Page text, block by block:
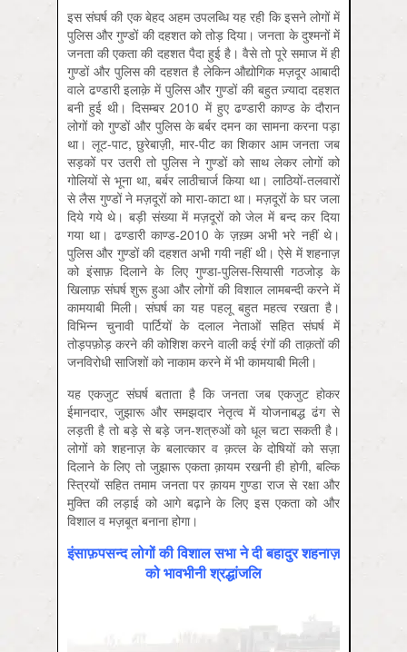
इस संघर्ष की एक बेहद अहम उपलब्धि यह रही कि इसने लोगों में
पुलिस और गुण्डों की दहशत को तोड़ दिया। जनता के दुश्मनों में
जनता की एकता की दहशत पैदा हुई है। वैसे तो पूरे समाज में ही
गुण्डों और पुलिस की दहशत है लेकिन औद्योगिक मज़दूर आबादी
वाले ढण्डारी इलाक़े में पुलिस और गुण्डों की बहुत ज़्यादा दहशत
बनी हुई थी। दिसम्बर 2010 में हुए ढण्डारी काण्ड के दौरान
लोगों को गुण्डों और पुलिस के बर्बर दमन का सामना करना पड़ा
था। लूट-पाट, छुरेबाज़ी, मार-पीट का शिकार आम जनता जब
सड़कों पर उतरी तो पुलिस ने गुण्डों को साथ लेकर लोगों को
गोलियों से भूना था, बर्बर लाठीचार्ज किया था। लाठियों-तलवारों
से लैस गुण्डों ने मज़दूरों को मारा-काटा था। मज़दूरों के घर जला
दिये गये थे। बड़ी संख्या में मज़दूरों को जेल में बन्द कर दिया
गया था। ढण्डारी काण्ड-2010 के ज़ख़्म अभी भरे नहीं थे।
पुलिस और गुण्डों की दहशत अभी गयी नहीं थी। ऐसे में शहनाज़
को इंसाफ़ दिलाने के लिए गुण्डा-पुलिस-सियासी गठजोड़ के
खि़लाफ़ संघर्ष शुरू हुआ और लोगों की विशाल लामबन्दी करने में
कामयाबी मिली। संघर्ष का यह पहलू बहुत महत्व रखता है।
विभिन्न चुनावी पार्टियों के दलाल नेताओं सहित संघर्ष में
तोड़पफ़ोड़ करने की कोशिश करने वाली कई रंगों की ताक़तों की
जनविरोधी साजिशों को नाकाम करने में भी कामयाबी मिली।
यह एकजुट संघर्ष बताता है कि जनता जब एकजुट होकर
ईमानदार, जुझारू और समझदार नेतृत्व में योजनाबद्ध ढंग से
लड़ती है तो बड़े से बड़े जन-शत्रुओं को धूल चटा सकती है।
लोगों को शहनाज़ के बलात्कार व क़त्ल के दोषियों को सज़ा
दिलाने के लिए तो जुझारू एकता क़ायम रखनी ही होगी, बल्कि
स्त्रियों सहित तमाम जनता पर क़ायम गुण्डा राज से रक्षा और
मुक्ति की लड़ाई को आगे बढ़ाने के लिए इस एकता को और
विशाल व मज़बूत बनाना होगा।
इंसाफ़पसन्द लोगों की विशाल सभा ने दी बहादुर शहनाज़
को भावभीनी श्रद्धांजलि